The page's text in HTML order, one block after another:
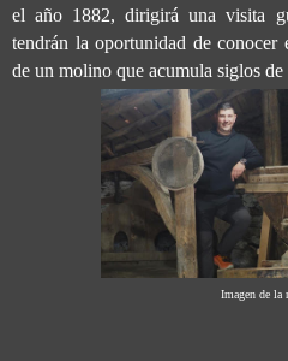
el año 1882, dirigirá una visita
tendrán la oportunidad de conocer
de un molino que acumula siglos de
Imagen de la